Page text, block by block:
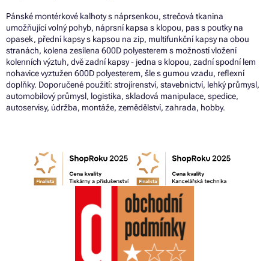
Pánské montérkové kalhoty s náprsenkou, strečová tkanina
umožňující volný pohyb, náprsní kapsa s klopou, pas s poutky na
opasek, přední kapsy s kapsou na zip, multifunkční kapsy na obou
stranách, kolena zesílena 600D polyesterem s možností vložení
kolenních výztuh, dvě zadní kapsy - jedna s klopou, zadní spodní lem
nohavice vyztužen 600D polyesterem, šle s gumou vzadu, reflexní
doplňky. Doporučené použití: strojírenství, stavebnictví, lehký průmysl,
automobilový průmysl, logistika, skladová manipulace, spedice,
autoservisy, údržba, montáže, zemědělství, zahrada, hobby.